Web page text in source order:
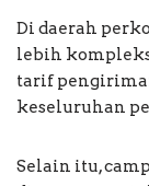
Di daerah
lebih
tarif
keseluruhan
Selain itu,